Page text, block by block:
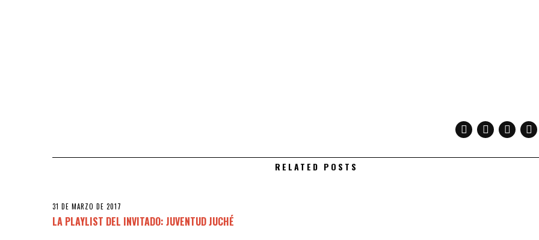
RELATED POSTS
31 DE MARZO DE 2017
LA PLAYLIST DEL INVITADO: JUVENTUD JUCHÉ